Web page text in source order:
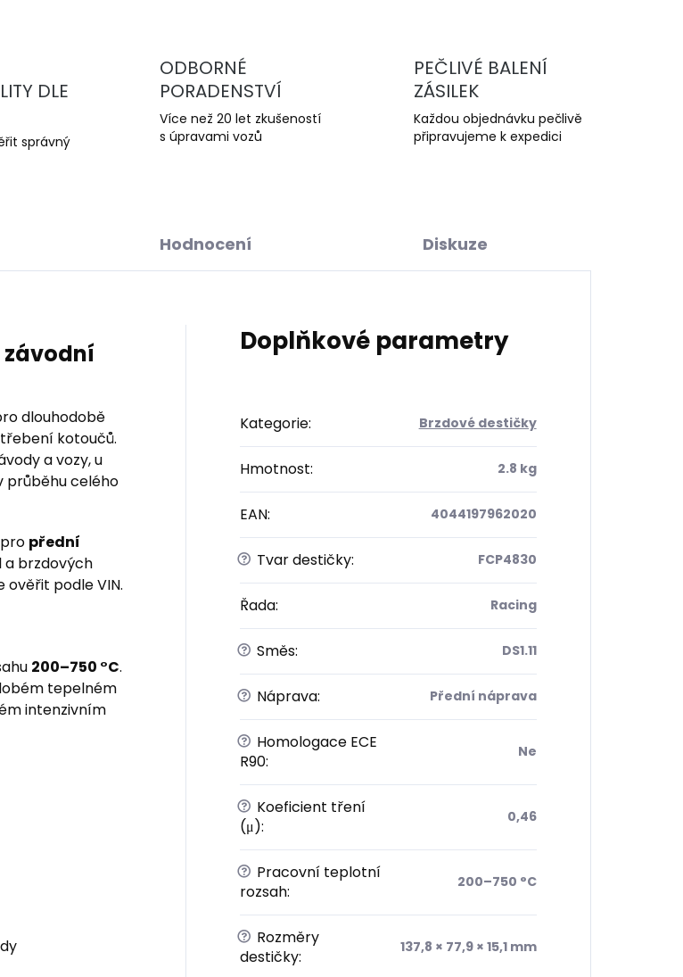
DLE
správný
ODBORNÉ
PORADENSTVÍ
Více než 20 let zkušeností
s úpravami vozů
PEČLIVÉ BALENÍ
ZÁSILEK
Každou objednávku pečlivě
připravujeme k expedici
Hodnocení Diskuze
závodní
dlouhodobě
kotoučů.
a vozy, u
průběhu celého
pro přední
a brzdových
podle VIN.
200–750 °C.
tepelném
intenzivním
Doplňkové parametry
Kategorie: Brzdové destičky
Hmotnost: 2.8 kg
EAN: 4044197962020
? Tvar destičky: FCP4830
Řada: Racing
? Směs: DS1.11
? Náprava: Přední náprava
? Homologace ECE
R90: Ne
? Koeficient tření
(μ): 0,46
? Pracovní teplotní
rozsah: 200–750 °C
? Rozměry
destičky: 137,8 × 77,9 × 15,1 mm